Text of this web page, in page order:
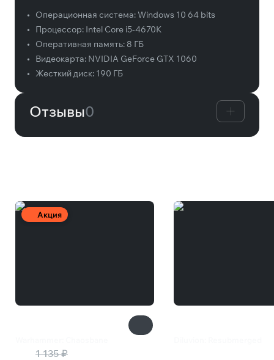
• Операционная система:Windows 10 64 bits
•
Процессор: Intel Core i5-4670K
•
Оперативная память: 8 ГБ
•
Видеокарта: NVIDIA GeForce GTX 1060
•
Жесткий диск: 190 ГБ
Отзывы0
Акция
1 135 ₽